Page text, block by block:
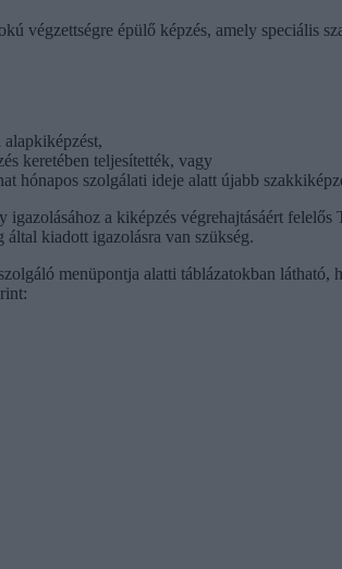
végzettségre épülő képzés, amely speciális
keretében teljesítették, vagy
hónapos szolgálati ideje alatt újabb
a kiképzés végrehajtásáért
kiadott igazolásra van szükség.
menüpontja alatti táblázatokban látható,